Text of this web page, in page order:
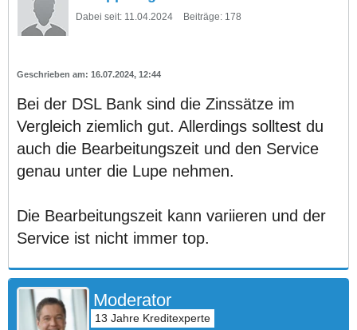
Dabei seit: 11.04.2024 Beiträge: 178
16.07.2024, 12:44
Bei der DSL Bank sind die Zinssätze im
Vergleich ziemlich gut. Allerdings solltest du
auch die Bearbeitungszeit und den Service
genau unter die Lupe nehmen.
Die Bearbeitungszeit kann variieren und der
Service ist nicht immer top.
Moderator